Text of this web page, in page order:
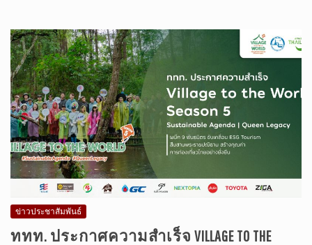
ข่าวประชาสัมพันธ์
ททท. ประกาศความสำเร็จ VILLAGE TO THE